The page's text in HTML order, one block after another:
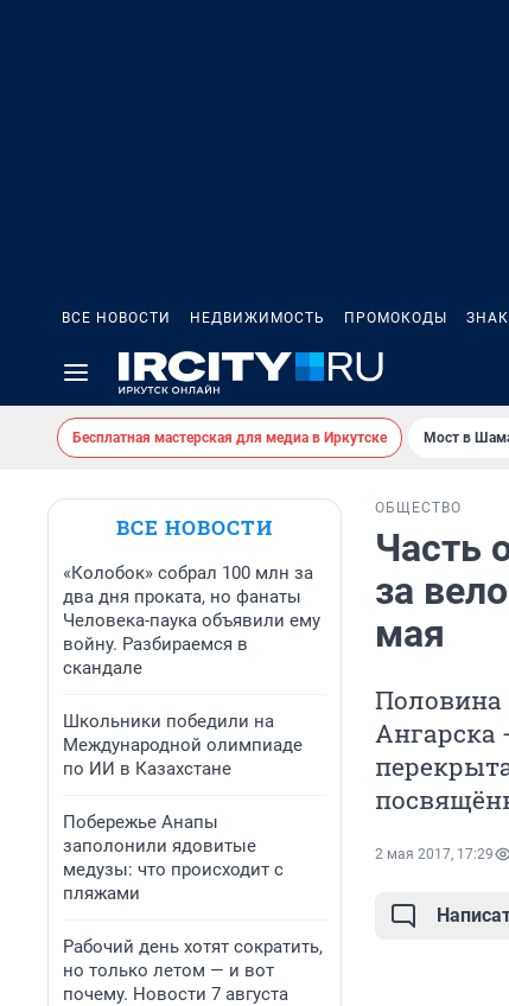
ВСЕ НОВОСТИ НЕДВИЖИМОСТЬ ПРОМОКОДЫ
Бесплатная мастерская для медиа в Иркутске Мост в
ВСЕ НОВОСТИ
«Колобок» собрал 100 млн за
два дня проката, но фанаты
Человека-паука объявили ему
войну. Разбираемся в
скандале
Школьники победили на
Международной олимпиаде
по ИИ в Казахстане
Побережье Анапы
заполонили ядовитые
медузы: что происходит с
пляжами
Рабочий день хотят сократить,
но только летом — и вот
почему. Новости 7 августа
ОБЩЕСТВО
Часть
за
мая
Половина
Ангарска
2 мая 2017, 17:29